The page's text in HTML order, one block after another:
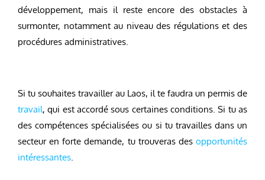
développement, mais il reste encore des obstacles à
surmonter, notamment au niveau des régulations et des
procédures administratives.
Si tu souhaites travailler au Laos, il te faudra un permis de
travail, qui est accordé sous certaines conditions. Si tu as
des compétences spécialisées ou si tu travailles dans un
secteur en forte demande, tu trouveras des opportunités
intéressantes